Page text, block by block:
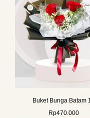
Buket Bunga Batam
Rp470.000